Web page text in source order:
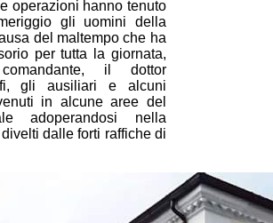
operazioni hanno tenuto
gli uomini della
del maltempo che ha
per tutta la giornata,
il dottor
gli ausiliari e alcuni
in alcune aree del
adoperandosi nella
dalle forti raffiche di